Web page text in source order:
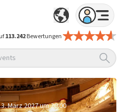
113.242Bewertungen
März 2027 um 20:00